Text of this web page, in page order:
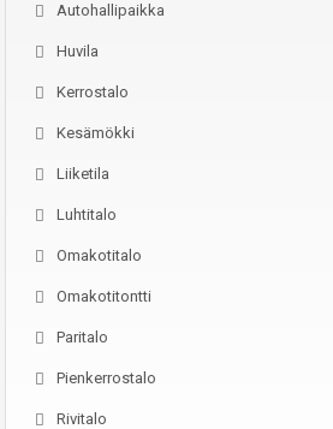
Autohallipaikka
Huvila
Kerrostalo
Kesämökki
Liiketila
Luhtitalo
Omakotitalo
Omakotitontti
Paritalo
Pienkerrostalo
Rivitalo